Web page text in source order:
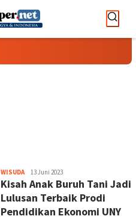
WISUDAHeri
Purwata
13 Juni 2023
Kisah Anak Buruh Tani Jadi
Lulusan Terbaik Prodi
Pendidikan Ekonomi UNY